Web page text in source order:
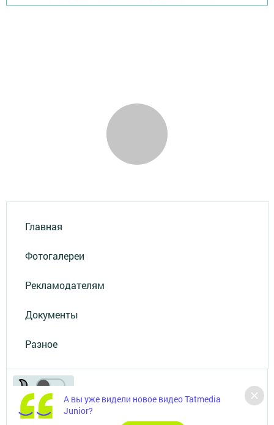
Главная
Фотогалереи
Рекламодателям
Документы
Разное
А вы уже видели новое видео Tatmedia
Junior?